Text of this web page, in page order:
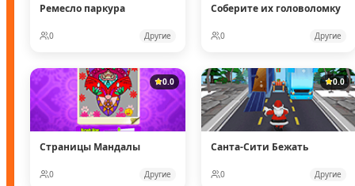
Ремесло паркура
0 Другие
Соберите их головоломку
0 Другие
0.0
Страницы Мандалы
0 Другие
0.0
Санта-Сити Бежать
0 Другие